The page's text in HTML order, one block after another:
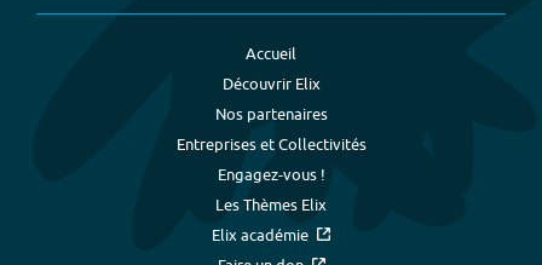
Accueil
Découvrir Elix
Nos partenaires
Entreprises et Collectivités
Engagez-vous !
Les Thèmes Elix
Elix académie